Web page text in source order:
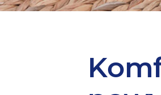
Naciśnij Enter, aby